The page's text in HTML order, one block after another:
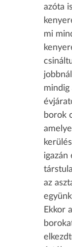
azóta
mi
mindig
borok
igazán
az
Ekkor